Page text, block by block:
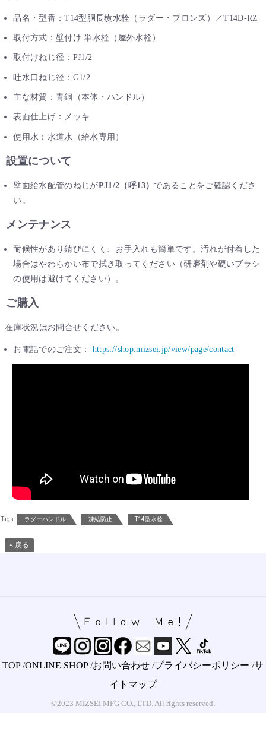
品名・型番：T14型胴長横水栓（ラダー・ブロンズ）／T14D-RZ
取付方式：壁付け 単水栓（屋外水栓）
取付けねじ径：PJ1/2
吐水口ねじ径：G1/2
主な材質：青銅（本体・ハンドル）
表面仕上げ：メッキ
使用水：水道水（給水専用）
設置について
壁面給水配管のねじがPJ1/2（呼13） であることをご確認くださ
い。
メンテナンス
耐候性があり錆びにくく、お手入れも簡単です。汚れが付着した
場合はやわらかい布で拭き取ってください（研磨剤や硬いブラシ
の使用は避けてください）。
ご購入
在庫状況はお問合せください。
お電話でのご注文： https://shop.mizsei.jp/view/page/contact
Tags : ラダーハンドル 凍結防止 T14型水栓
« 戻る
TOP/ONLINE SHOP/お問い合わせ /プライバシーポリシー /サ
イトマップ
©2023 MIZSEI MFG CO., LTD. All rights reserved.